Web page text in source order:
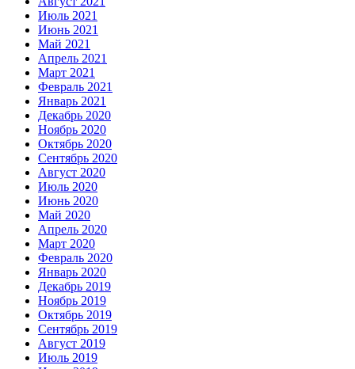
Июль 2021
Июнь 2021
Май 2021
Апрель 2021
Март 2021
Февраль 2021
Январь 2021
Декабрь 2020
Ноябрь 2020
Октябрь 2020
Сентябрь 2020
Август 2020
Июль 2020
Июнь 2020
Май 2020
Апрель 2020
Март 2020
Февраль 2020
Январь 2020
Декабрь 2019
Ноябрь 2019
Октябрь 2019
Сентябрь 2019
Август 2019
Июль 2019